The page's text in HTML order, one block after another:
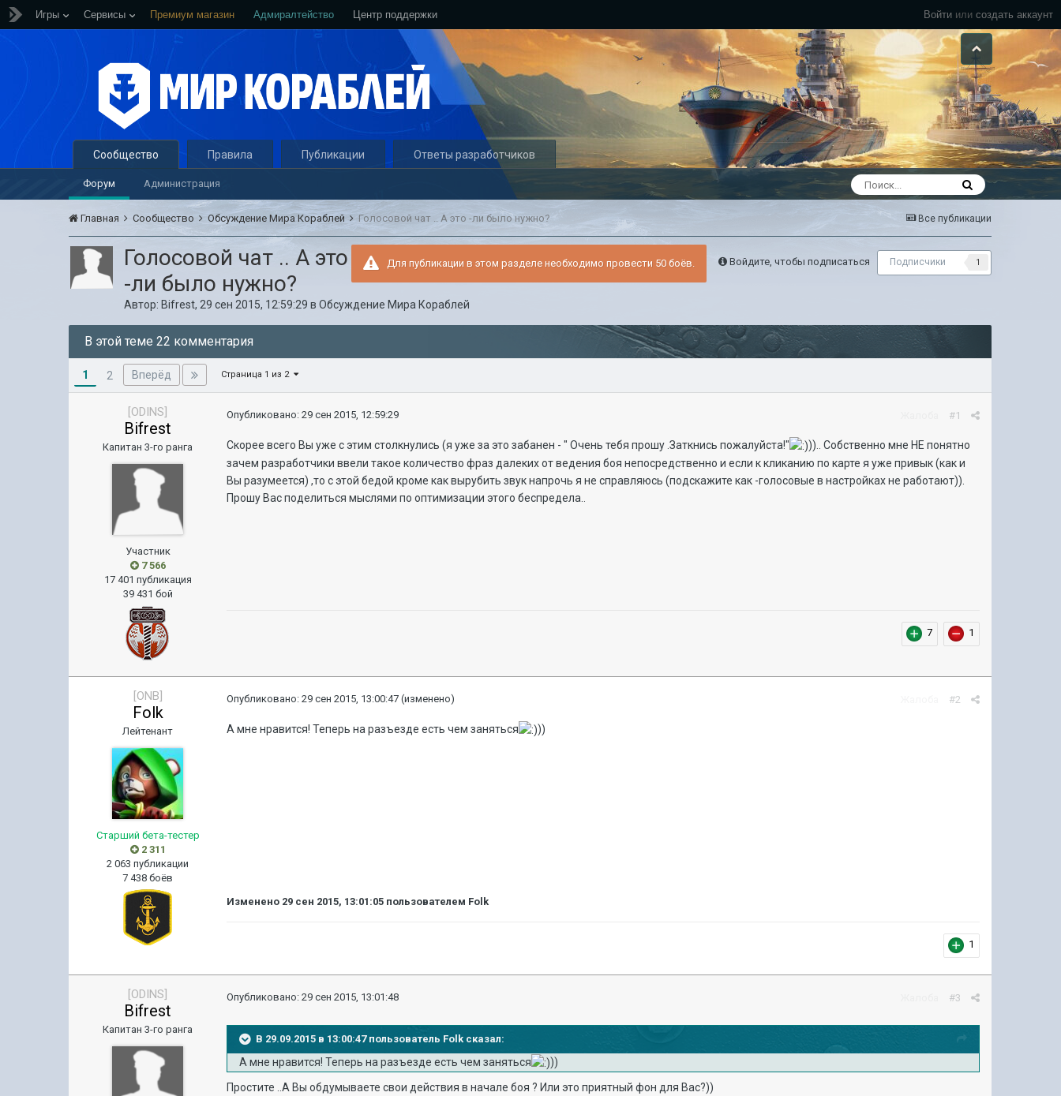
Войти или создать аккаунт
Игры Сервисы Премиум магазин Адмиралтейство Центр поддержки
Сообщество
Форум Администрация
Правила Публикации Ответы разработчиков
Все публикации
Главная Сообщество Обсуждение Мира Кораблей Голосовой чат .. А это -ли было нужно?
Войдите, чтобы подписаться Подписчики 1
Для публикации в этом разделе необходимо провести 50 боёв.
Голосовой чат .. А это
-ли было нужно?
Автор: Bifrest, 29 сен 2015, 12:59:29 вОбсуждение Мира Кораблей
В этой теме 22 комментария
1 2 Вперёд Страница 1 из 2
[ODINS]
Bifrest
Капитан 3-го ранга
Участник
7 566
17 401 публикация
39 431 бой
#1
Опубликовано:29 сен 2015, 12:59:29
Скорее всего Вы уже с этим столкнулись (я уже за это забанен - " Очень тебя прошу .Заткнись пожалуйста!"
)).. Собственно мне НЕ понятно
зачем разработчики ввели такое количество фраз далеких от ведения боя непосредственно и если к кликанию по карте я уже привык (как и
Вы разумеется) ,то с этой бедой кроме как вырубить звук напрочь я не справляюсь (подскажите как -голосовые в настройках не работают)).
Прошу Вас поделиться мыслями по оптимизации этого беспредела..
7 1
[ONB]
Folk
Лейтенант
Старший бета-тестер
2 311
2 063 публикации
7 438 боёв
#2
Опубликовано:29 сен 2015, 13:00:47 (изменено)
А мне нравится! Теперь на разъезде есть чем заняться ))
Изменено 29 сен 2015, 13:01:05 пользователем Folk
1
[ODINS]
Bifrest
Капитан 3-го ранга
#3
Опубликовано:29 сен 2015, 13:01:48
В 29.09.2015 в 13:00:47 пользователь Folk сказал:
А мне нравится! Теперь на разъезде есть чем заняться ))
Простите ..А Вы обдумываете свои действия в начале боя ? Или это приятный фон для Вас?))